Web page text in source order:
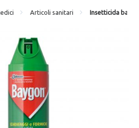
Articoli sanitari Insetticida